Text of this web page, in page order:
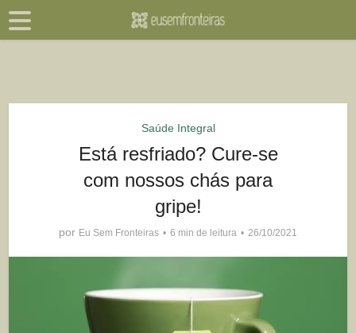
Saúde Integral
Está resfriado? Cure-se
com nossos chás para
gripe!
por Eu Sem Fronteiras 6 min de leitura 26/10/2021